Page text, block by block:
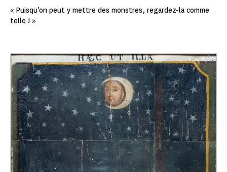
« Puisqu'on peut y mettre des monstres, regardez-la comme
telle ! »